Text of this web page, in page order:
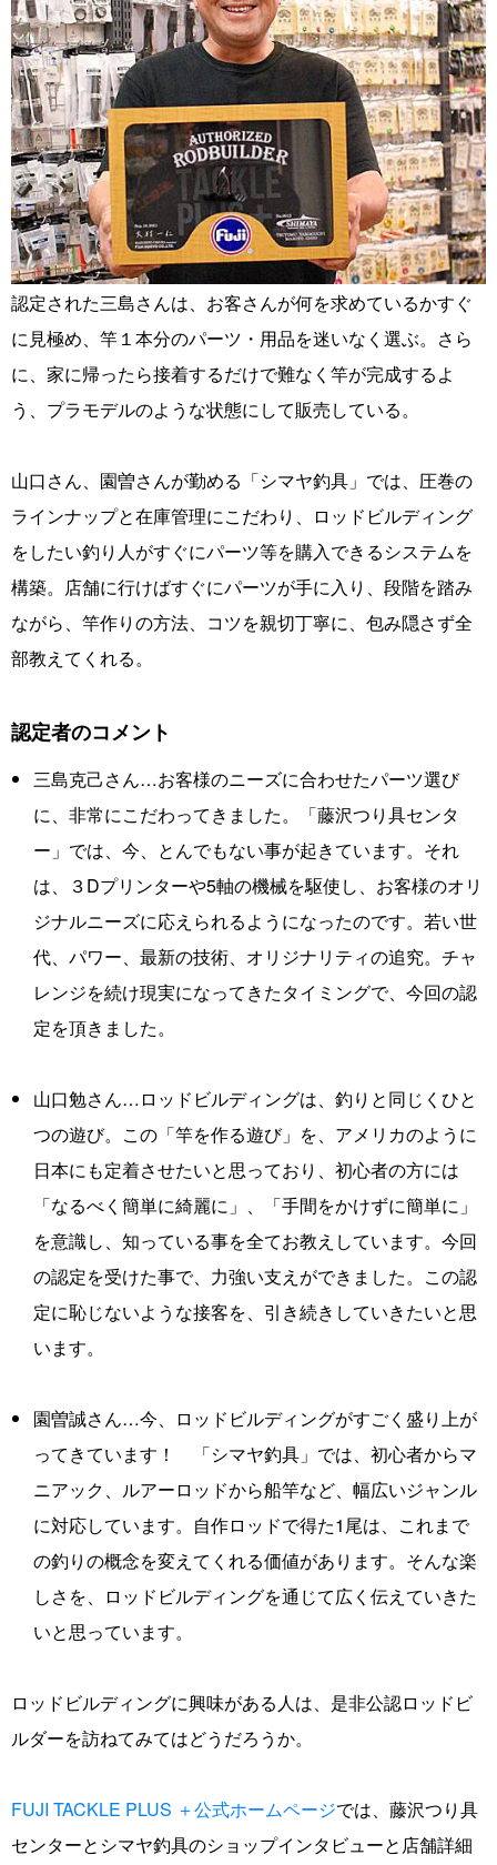
認定された三島さんは、お客さんが何を求めているかすぐ
に見極め、竿１本分のパーツ・用品を迷いなく選ぶ。さら
に、家に帰ったら接着するだけで難なく竿が完成するよ
う、プラモデルのような状態にして販売している。
山口さん、園曽さんが勤める「シマヤ釣具」では、圧巻の
ラインナップと在庫管理にこだわり、ロッドビルディング
をしたい釣り人がすぐにパーツ等を購入できるシステムを
構築。店舗に行けばすぐにパーツが手に入り、段階を踏み
ながら、竿作りの方法、コツを親切丁寧に、包み隠さず全
部教えてくれる。
認定者のコメント
三島克己さん…お客様のニーズに合わせたパーツ選び
に、非常にこだわってきました。「藤沢つり具センタ
ー」では、今、とんでもない事が起きています。それ
は、３Dプリンターや5軸の機械を駆使し、お客様のオリ
ジナルニーズに応えられるようになったのです。若い世
代、パワー、最新の技術、オリジナリティの追究。チャ
レンジを続け現実になってきたタイミングで、今回の認
定を頂きました。
山口勉さん…ロッドビルディングは、釣りと同じくひと
つの遊び。この「竿を作る遊び」を、アメリカのように
日本にも定着させたいと思っており、初心者の方には
「なるべく簡単に綺麗に」、「手間をかけずに簡単に」
を意識し、知っている事を全てお教えしています。今回
の認定を受けた事で、力強い支えができました。この認
定に恥じないような接客を、引き続きしていきたいと思
います。
園曽誠さん…今、ロッドビルディングがすごく盛り上が
ってきています！ 「シマヤ釣具」では、初心者からマ
ニアック、ルアーロッドから船竿など、幅広いジャンル
に対応しています。自作ロッドで得た1尾は、これまで
の釣りの概念を変えてくれる価値があります。そんな楽
しさを、ロッドビルディングを通じて広く伝えていきた
いと思っています。
ロッドビルディングに興味がある人は、是非公認ロッドビ
ルダーを訪ねてみてはどうだろうか。
FUJI TACKLE PLUS ＋公式ホームページでは、藤沢つり具
センターとシマヤ釣具のショップインタビューと店舗詳細